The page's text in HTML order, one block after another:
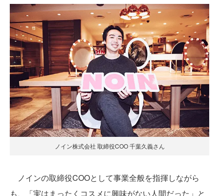
ノイン株式会社 取締役COO 千葉久義さん
ノインの取締役COOとして事業全般を指揮しながら
も、「実はまったくコスメに興味がない人間だった」と